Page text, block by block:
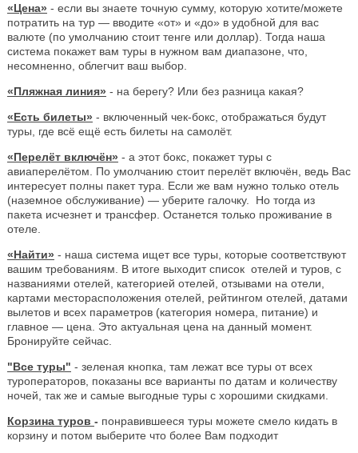
«Цена» - если вы знаете точную сумму, которую хотите/можете
потратить на тур — вводите «от» и «до» в удобной для вас
валюте (по умолчанию стоит тенге или доллар). Тогда наша
система покажет вам туры в нужном вам диапазоне, что,
несомненно, облегчит ваш выбор.
«Пляжная линия» - на берегу? Или без разница какая?
«Есть билеты» - включенный чек-бокс, отображаться будут
туры, где всё ещё есть билеты на самолёт.
«Перелёт включён» - а этот бокс, покажет туры с
авиаперелётом. По умолчанию стоит перелёт включён, ведь Вас
интересует полны пакет тура. Если же вам нужно только отель
(наземное обслуживание) — уберите галочку. Но тогда из
пакета исчезнет и трансфер. Останется только проживание в
отеле.
«Найти» - наша система ищет все туры, которые соответствуют
вашим требованиям. В итоге выходит список отелей и туров, с
названиями отелей, категорией отелей, отзывами на отели,
картами месторасположения отелей, рейтингом отелей, датами
вылетов и всех параметров (категория номера, питание) и
главное — цена. Это актуальная цена на данный момент.
Бронируйте сейчас.
"Все туры" - зеленая кнопка, там лежат все туры от всех
туроператоров, показаны все варианты по датам и количеству
ночей, так же и самые выгодные туры с хорошими скидками.
Корзина туров - понравившееся туры можете смело кидать в
корзину и потом выберите что более Вам подходит